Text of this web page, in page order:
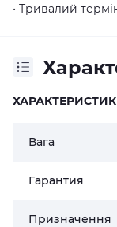
• Тривалий
Вага
Гарантия
Призначення